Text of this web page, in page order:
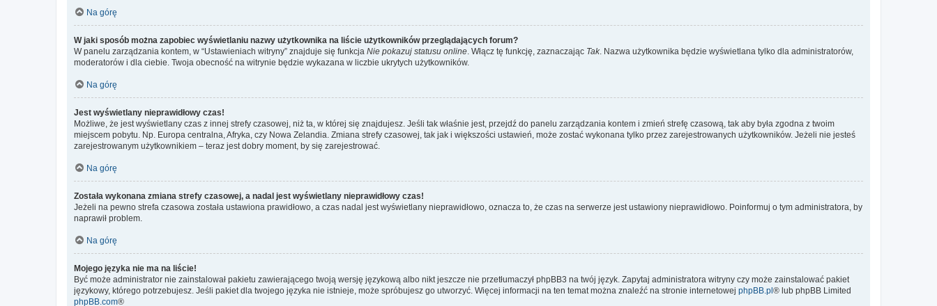
Na górę
W jaki sposób można zapobiec wyświetlaniu nazwy użytkownika na liście użytkowników przeglądających forum?
W panelu zarządzania kontem, w “Ustawieniach witryny” znajduje się funkcja Nie pokazuj statusu online . Włącz tę funkcję, zaznaczając Tak. Nazwa użytkownika będzie wyświetlana tylko dla administratorów,
moderatorów i dla ciebie. Twoja obecność na witrynie będzie wykazana w liczbie ukrytych użytkowników.
Na górę
Jest wyświetlany nieprawidłowy czas!
Możliwe, że jest wyświetlany czas z innej strefy czasowej, niż ta, w której się znajdujesz. Jeśli tak właśnie jest, przejdź do panelu zarządzania kontem i zmień strefę czasową, tak aby była zgodna z twoim
miejscem pobytu. Np. Europa centralna, Afryka, czy Nowa Zelandia. Zmiana strefy czasowej, tak jak i większości ustawień, może zostać wykonana tylko przez zarejestrowanych użytkowników. Jeżeli nie jesteś
zarejestrowanym użytkownikiem – teraz jest dobry moment, by się zarejestrować.
Na górę
Została wykonana zmiana strefy czasowej, a nadal jest wyświetlany nieprawidłowy czas!
Jeżeli na pewno strefa czasowa została ustawiona prawidłowo, a czas nadal jest wyświetlany nieprawidłowo, oznacza to, że czas na serwerze jest ustawiony nieprawidłowo. Poinformuj o tym administratora, by
naprawił problem.
Na górę
Mojego języka nie ma na liście!
Być może administrator nie zainstalował pakietu zawierającego twoją wersję językową albo nikt jeszcze nie przetłumaczył phpBB3 na twój język. Zapytaj administratora witryny czy może zainstalować pakiet
językowy, którego potrzebujesz. Jeśli pakiet dla twojego języka nie istnieje, może spróbujesz go utworzyć. Więcej informacji na ten temat można znaleźć na stronie internetowej phpBB.pl® lub phpBB Limited
phpBB.com®